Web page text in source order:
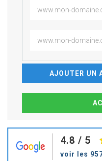
AJOUTER UN
4.8 / 5
voir les